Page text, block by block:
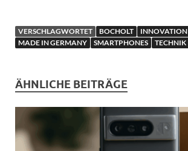
VERSCHLAGWORTET BOCHOLT
INNOVATION
MADE IN GERMANY
SMARTPHONES TECHNIK
ÄHNLICHE BEITRÄGE